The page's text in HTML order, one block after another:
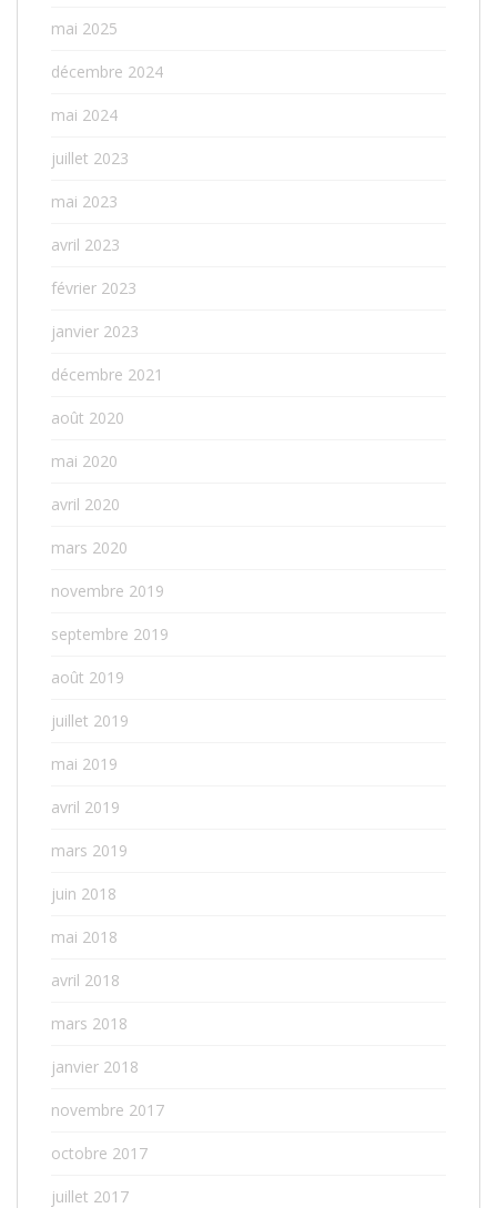
mai 2025
décembre 2024
mai 2024
juillet 2023
mai 2023
avril 2023
février 2023
janvier 2023
décembre 2021
août 2020
mai 2020
avril 2020
mars 2020
novembre 2019
septembre 2019
août 2019
juillet 2019
mai 2019
avril 2019
mars 2019
juin 2018
mai 2018
avril 2018
mars 2018
janvier 2018
novembre 2017
octobre 2017
juillet 2017